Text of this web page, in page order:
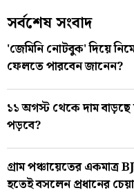
সর্বশেষ সংবাদ
'জেমিনি নোটবুক' দিয়ে
ফেলতে পারবেন জানেন?
১১ অগস্ট থেকে দাম
পড়বে?
গ্রাম পঞ্চায়েতের একমাত্র
হতেই বসলেন প্রধানের